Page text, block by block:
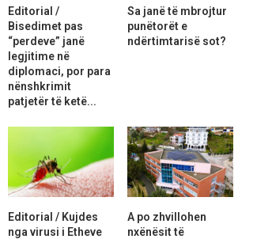
Editorial /
Bisedimet pas
“perdeve” janë
legjitime në
diplomaci, por para
nënshkrimit
patjetër të ketë...
Sa janë të mbrojtur
punëtorët e
ndërtimtarisë sot?
Editorial / Kujdes
nga virusi i Etheve
A po zhvillohen
nxënësit të